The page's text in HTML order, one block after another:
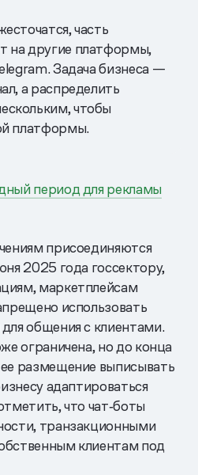
часть
на другие платформы,
Задача бизнеса —
а распределить
чтобы
платформы.
период для рекламы
присоединяются
2025 года госсектору,
маркетплейсам
использовать
общения с клиентами.
ограничена, но до конца
размещение выписывать
адаптироваться
что чат‑боты
транзакционными
клиентам под